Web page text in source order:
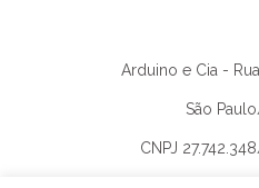
Arduino e Cia -
São
CNPJ